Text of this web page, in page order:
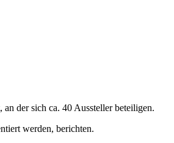
der sich ca. 40 Aussteller beteiligen.
werden, berichten.